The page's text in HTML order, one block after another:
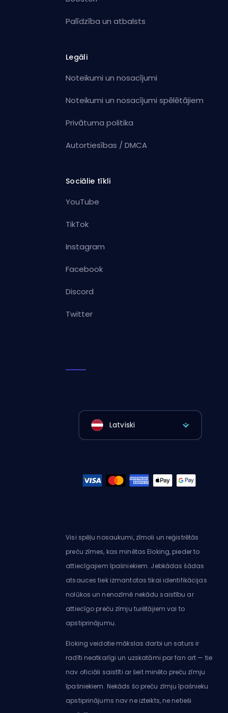
Palīdzība un atbalsts
Legāli
Noteikumi un nosacījumi
Noteikumi un nosacījumi spēlētājiem
Privātuma politika
Autortiesības / DMCA
Sociālie tīkli
YouTube
TikTok
Instagram
Facebook
Discord
Twitter
Latviski
Visi spēļu nosaukumi, zīmoli un reģistrētās
preču zīmes, kas minētas Eloking, pieder to
attiecīgajiem īpašniekiem. Jebkādas šādas
atsauces tiek izmantotas tikai identifikācijas
nolūkos un nenozīmē nekādu saistību ar
attiecīgo preču zīmju turētājiem vai to
apstiprinājumu.
Eloking veidotie mākslas darbi un saturs ir
radīti neatkarīgi un uzskatāmi par fan art — tie
nav oficiāli saistīti ar šeit minēto preču zīmju
īpašniekiem. Nekāds šo preču zīmju īpašnieku
apstiprinājums nav ne izteikts, ne netieši